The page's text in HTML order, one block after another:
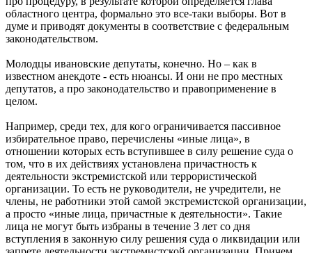
областного центра, формально это все-таки выборы. Вот в
думе и приводят документы в соответствие с федеральным
законодательством.
Молодцы ивановские депутаты, конечно. Но – как в
известном анекдоте - есть нюансы. И они не про местных
депутатов, а про законодательство и правоприменение в
целом.
Например, среди тех, для кого ограничивается пассивное
избирательное право, перечислены «иные лица», в
отношении которых есть вступившее в силу решение суда о
том, что в их действиях установлена причастность к
деятельности экстремистской или террористической
организации. То есть не руководители, не учредители, не
члены, не работники этой самой экстремистской организации,
а просто «иные лица, причастные к деятельности». Такие
лица не могут быть избраны в течение 3 лет со дня
вступления в законную силу решения суда о ликвидации или